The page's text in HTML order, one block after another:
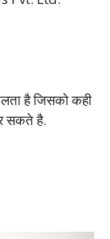
है जिसको कही
सकते है.